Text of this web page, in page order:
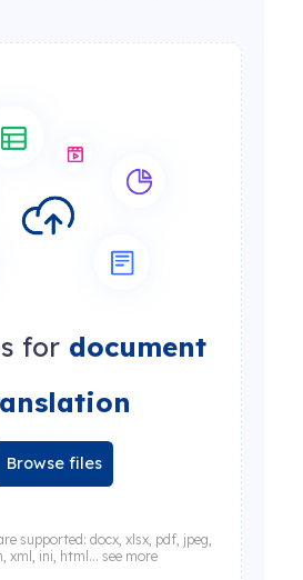
for document
Browse files
supported: docx, xlsx, pdf, jpeg,
xml, ini, html... see more